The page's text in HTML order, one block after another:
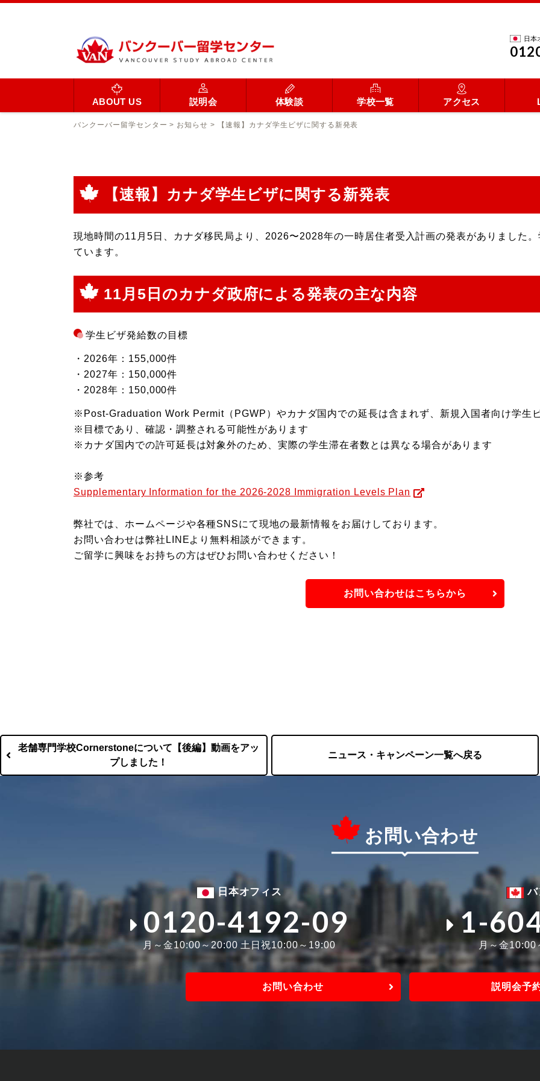
日本
ABOUT US 説明会 体験談 学校一覧 アクセス
バンクーバー留学センター > お知らせ > 【速報】カナダ学生ビザに関する新発表
【速報】カナダ学生ビザに関する新発表
現地時間の11月5日、カナダ移民局より、2026〜2028年の一時居住者受入計画の発表がありました
ています。
11月5日のカナダ政府による発表の主な内容
学生ビザ発給数の目標
・2026年：155,000件
・2027年：150,000件
・2028年：150,000件
※Post‑Graduation Work Permit（PGWP）やカナダ国内での延長は含まれず、新規入国者向け学生
※目標であり、確認・調整される可能性があります
※カナダ国内での許可延長は対象外のため、実際の学生滞在者数とは異なる場合があります
※参考
Supplementary Information for the 2026-2028 Immigration Levels Plan
弊社では、ホームページや各種SNSにて現地の最新情報をお届けしております。
お問い合わせは弊社LINEより無料相談ができます。
ご留学に興味をお持ちの方はぜひお問い合わせください！
お問い合わせはこちらから
老舗専門学校Cornerstoneについて【後編】動画をアッ
プしました！
ニュース・キャンペーン一覧へ戻る
お問い合わせ
日本オフィス
0120-4192-09
月～金10:00～20:00 土日祝10:00～19:00
バ
1-
月～金10:00
お問い合わせ 説明会予